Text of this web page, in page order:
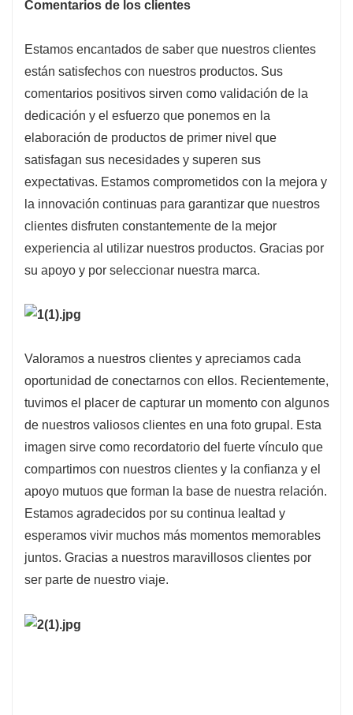
Comentarios de los clientes
Estamos encantados de saber que nuestros clientes
están satisfechos con nuestros productos. Sus
comentarios positivos sirven como validación de la
dedicación y el esfuerzo que ponemos en la
elaboración de productos de primer nivel que
satisfagan sus necesidades y superen sus
expectativas. Estamos comprometidos con la mejora y
la innovación continuas para garantizar que nuestros
clientes disfruten constantemente de la mejor
experiencia al utilizar nuestros productos. Gracias por
su apoyo y por seleccionar nuestra marca.
Valoramos a nuestros clientes y apreciamos cada
oportunidad de conectarnos con ellos. Recientemente,
tuvimos el placer de capturar un momento con algunos
de nuestros valiosos clientes en una foto grupal. Esta
imagen sirve como recordatorio del fuerte vínculo que
compartimos con nuestros clientes y la confianza y el
apoyo mutuos que forman la base de nuestra relación.
Estamos agradecidos por su continua lealtad y
esperamos vivir muchos más momentos memorables
juntos. Gracias a nuestros maravillosos clientes por
ser parte de nuestro viaje.